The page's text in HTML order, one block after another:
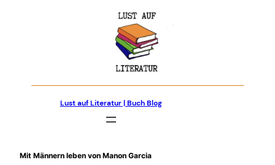
Lust auf Literatur | Buch Blog
Mit Männern leben von Manon Garcia